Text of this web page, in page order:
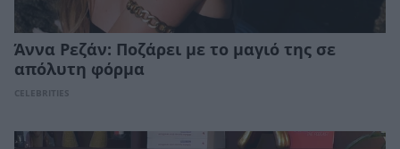
Άννα Ρεζάν: Ποζάρει με το μαγιό της σε
απόλυτη φόρμα
CELEBRITIES